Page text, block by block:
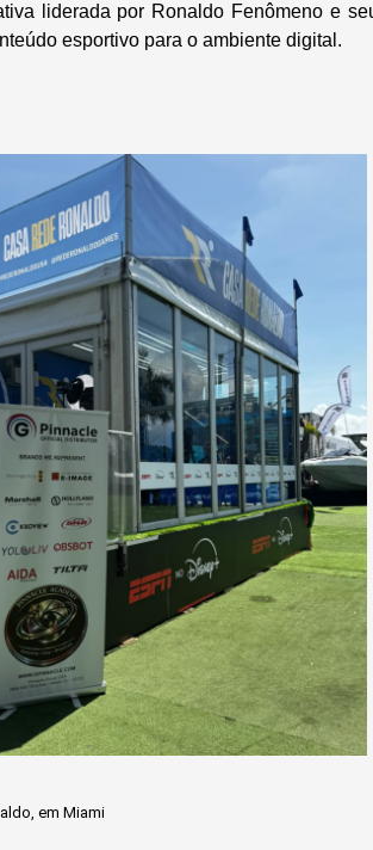
liderada por Ronaldo Fenômeno e
esportivo para o ambiente digital.
em Miami